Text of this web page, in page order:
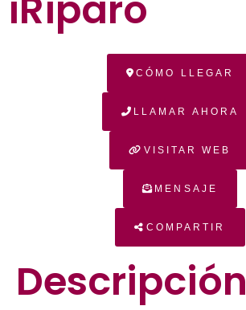
CÓMO LLEGAR
LLAMAR AHORA
VISITAR WEB
MENSAJE
COMPARTIR
Descripción